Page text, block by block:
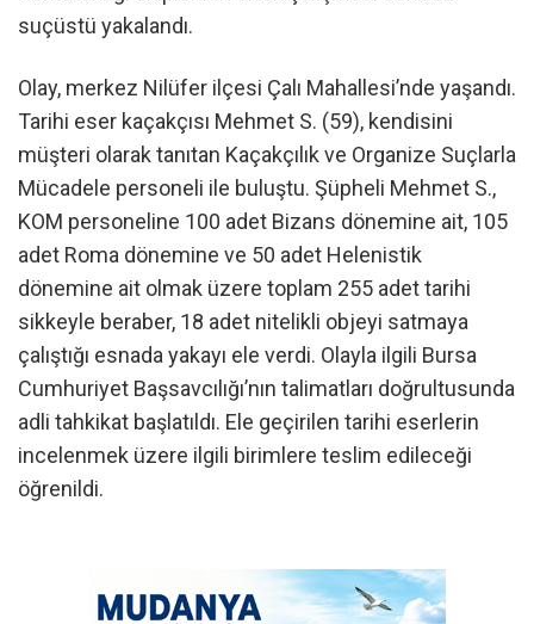
suçüstü yakalandı.
Olay, merkez Nilüfer ilçesi Çalı Mahallesi’nde yaşandı.
Tarihi eser kaçakçısı Mehmet S. (59), kendisini
müşteri olarak tanıtan Kaçakçılık ve Organize Suçlarla
Mücadele personeli ile buluştu. Şüpheli Mehmet S.,
KOM personeline 100 adet Bizans dönemine ait, 105
adet Roma dönemine ve 50 adet Helenistik
dönemine ait olmak üzere toplam 255 adet tarihi
sikkeyle beraber, 18 adet nitelikli objeyi satmaya
çalıştığı esnada yakayı ele verdi. Olayla ilgili Bursa
Cumhuriyet Başsavcılığı’nın talimatları doğrultusunda
adli tahkikat başlatıldı. Ele geçirilen tarihi eserlerin
incelenmek üzere ilgili birimlere teslim edileceği
öğrenildi.